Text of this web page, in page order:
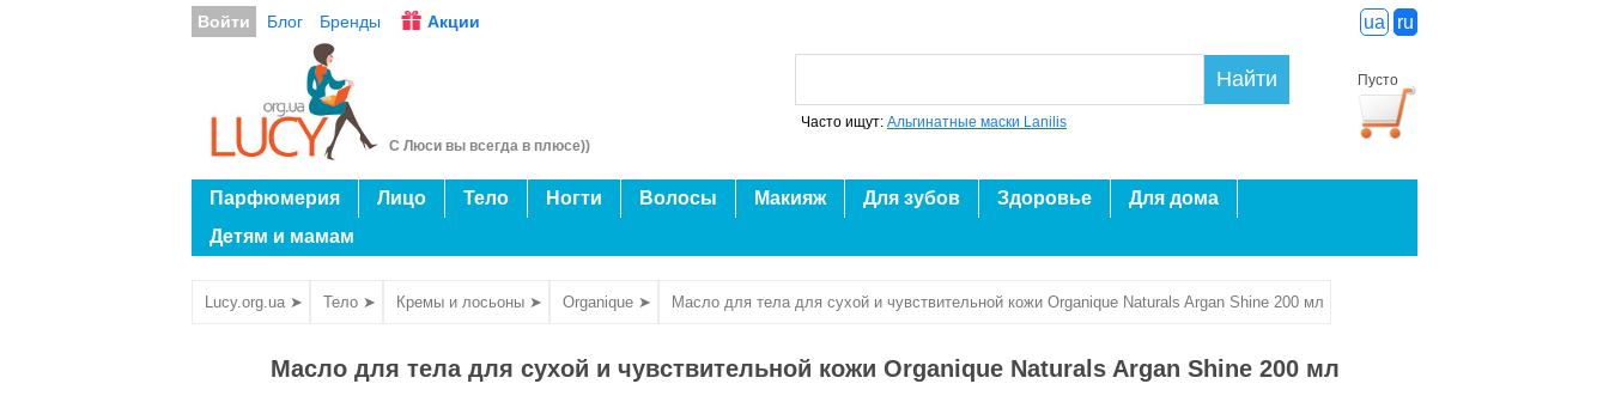
Войти Блог Бренды Акции ua ru
С Люси вы всегда в плюсе))
Пусто
Найти
Часто ищут: Альгинатные маски Lanilis
Парфюмерия Лицо Тело Ногти Волосы Макияж Для зубов Здоровье
Для дома
Детям и мамам
Lucy.org.ua ➤ Тело ➤ Кремы и лосьоны ➤ Organique ➤ Масло для тела для сухой и чувствительной кожи Organique Naturals Argan Shine 200 мл
Масло для тела для сухой и чувствительной кожи Organique Naturals Argan Shine 200 мл